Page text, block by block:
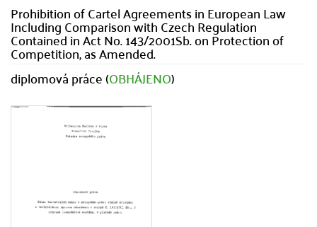
Prohibition of Cartel Agreements in European Law
Including Comparison with Czech Regulation
Contained in Act No. 143/2001Sb. on Protection of
Competition, as Amended.
diplomová práce (OBHÁJENO)